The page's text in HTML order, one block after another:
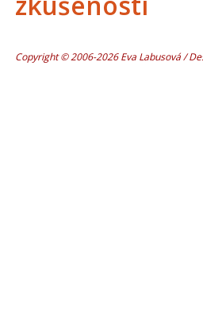
Copyright © 2006-2026 Eva Labusová /